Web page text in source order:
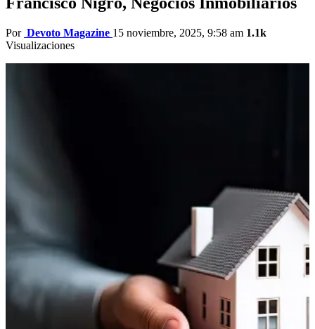
Por Devoto Magazine 15 noviembre, 2025, 9:58 am 1.1k
Visualizaciones